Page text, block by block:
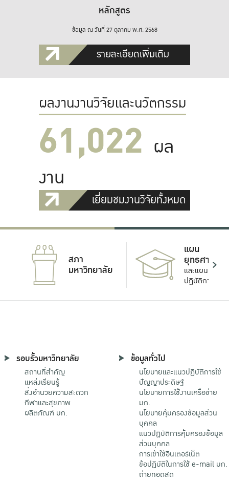
หลักสูตร
ข้อมูล ณ วันที่ 27 ตุลาคม พ.ศ. 2568
รายละเอียดเพิ่มเติม
ผลงานงานวิจัยและนวัตกรรม
61,022 ผล
งาน
เยี่ยมชมงานวิจัยทั้งหมด
สภา
มหาวิทยาลัย
แผน
ยุทธศาสตร์
และแผน
ปฏิบัติการ
รอบรั้วมหาวิทยาลัย
สถานที่สำคัญ
แหล่งเรียนรู้
สิ่งอำนวยความสะดวก
กีฬาและสุขภาพ
ผลิตภัณฑ์ มก.
ข้อมูลทั่วไป
นโยบายและแนวปฏิบัติการใช้
ปัญญาประดิษฐ์
นโยบายการใช้งานเครือข่าย
มก.
นโยบายคุ้มครองข้อมูลส่วน
บุคคล
แนวปฏิบัติการคุ้มครองข้อมูล
ส่วนบุคคล
การเข้าใช้อินเตอร์เน็ต
ข้อปฏิบัติในการใช้ e-mail มก.
ถ่ายทอดสด